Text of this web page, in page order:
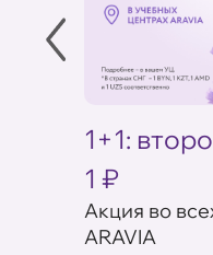
1+1:
1 ₽
Акция во
ARAVIA